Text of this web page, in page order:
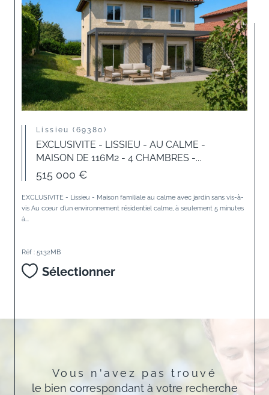
Lissieu (69380)
EXCLUSIVITE - LISSIEU - AU CALME -
MAISON DE 116M2 - 4 CHAMBRES -...
515 000 €
EXCLUSIVITE - Lissieu - Maison familiale au calme avec jardin sans vis-à-
vis Au cœur d’un environnement résidentiel calme, à seulement 5 minutes
à...
Réf : 5132MB
Sélectionner
Vous n'avez pas trouvé
le bien correspondant à votre recherche